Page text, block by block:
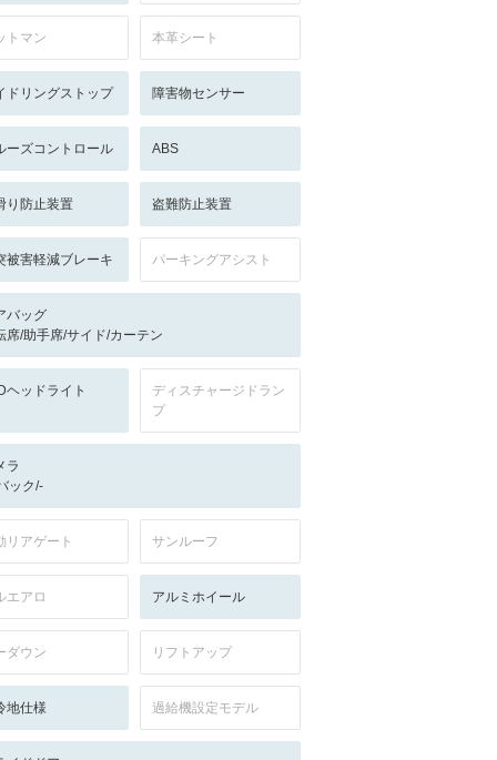
トマン 本革シート
ドリングストップ 障害物センサー
ーズコントロール ABS
り防止装置 盗難防止装置
被害軽減ブレーキ パーキングアシスト
バッグ
席/助手席/サイド/カーテン
ヘッドライト
ディスチャージドラン
プ
ラ
ック/-
リアゲート サンルーフ
エアロ アルミホイール
ダウン リフトアップ
地仕様 過給機設定モデル